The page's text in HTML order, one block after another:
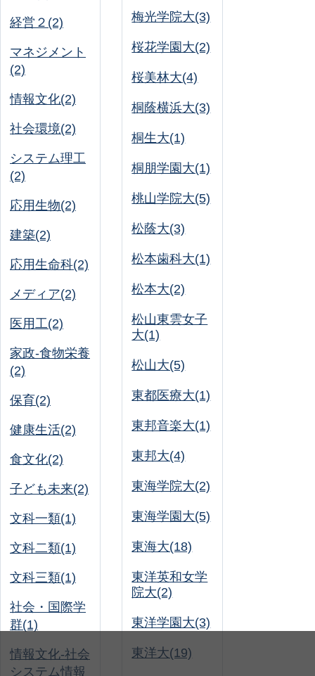
経営２(2)
マネジメント
(2)
情報文化(2)
社会環境(2)
システム理工
(2)
応用生物(2)
建築(2)
応用生命科(2)
メディア(2)
医用工(2)
家政-食物栄養
(2)
保育(2)
健康生活(2)
食文化(2)
子ども未来(2)
文科一類(1)
文科二類(1)
文科三類(1)
社会・国際学
群(1)
情報文化-社会
システム情報
梅光学院大(3)
桜花学園大(2)
桜美林大(4)
桐蔭横浜大(3)
桐生大(1)
桐朋学園大(1)
桃山学院大(5)
松蔭大(3)
松本歯科大(1)
松本大(2)
松山東雲女子
大(1)
松山大(5)
東都医療大(1)
東邦音楽大(1)
東邦大(4)
東海学院大(2)
東海学園大(5)
東海大(18)
東洋英和女学
院大(2)
東洋学園大(3)
東洋大(19)